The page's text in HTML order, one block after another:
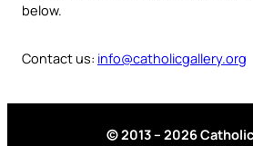
below.
Contact us: info@catholicgallery.org
© 2013 – 2026